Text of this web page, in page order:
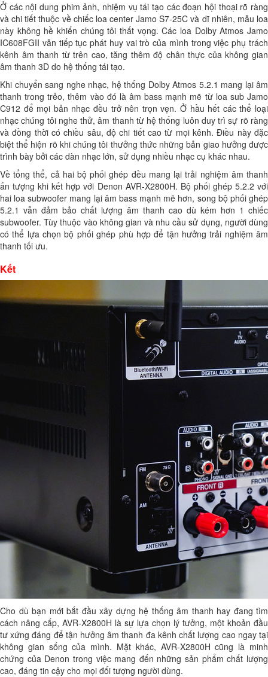
Ở các nội dung phim ảnh, nhiệm vụ tái tạo các đoạn hội thoại rõ ràng
và chi tiết thuộc về chiếc loa center Jamo S7-25C và dĩ nhiên, mẫu loa
này không hề khiến chúng tôi thất vọng. Các loa Dolby Atmos Jamo
IC608FGII vẫn tiếp tục phát huy vai trò của mình trong việc phụ trách
kênh âm thanh từ trên cao, tăng thêm độ chân thực của không gian
âm thanh 3D do hệ thống tái tạo.
Khi chuyển sang nghe nhạc, hệ thống Dolby Atmos 5.2.1 mang lại âm
thanh trong trẻo, thêm vào đó là âm bass mạnh mẽ từ loa sub Jamo
C912 để mọi bản nhạc đều trở nên trọn vẹn. Ở hầu hết các thể loại
nhạc chúng tôi nghe thử, âm thanh từ hệ thống luôn duy trì sự rõ ràng
và đồng thời có chiều sâu, độ chi tiết cao từ mọi kênh. Điều này đặc
biệt thể hiện rõ khi chúng tôi thưởng thức những bản giao hưởng được
trình bày bởi các dàn nhạc lớn, sử dụng nhiều nhạc cụ khác nhau.
Về tổng thể, cả hai bộ phối ghép đều mang lại trải nghiệm âm thanh
ấn tượng khi kết hợp với Denon AVR-X2800H. Bộ phối ghép 5.2.2 với
hai loa subwoofer mang lại âm bass mạnh mẽ hơn, song bộ phối ghép
5.2.1 vẫn đảm bảo chất lượng âm thanh cao dù kém hơn 1 chiếc
subwoofer. Tùy thuộc vào không gian và nhu cầu sử dụng, người dùng
có thể lựa chọn bộ phối ghép phù hợp để tận hưởng trải nghiệm âm
thanh tối ưu.
Kết
Cho dù bạn mới bắt đầu xây dựng hệ thống âm thanh hay đang tìm
cách nâng cấp, AVR-X2800H là sự lựa chọn lý tưởng, một khoản đầu
tư xứng đáng để tận hưởng âm thanh đa kênh chất lượng cao ngay tại
không gian sống của mình. Mặt khác, AVR-X2800H cũng là minh
chứng của Denon trong việc mang đến những sản phẩm chất lượng
cao, đáng tin cậy cho mọi đối tượng người dùng.